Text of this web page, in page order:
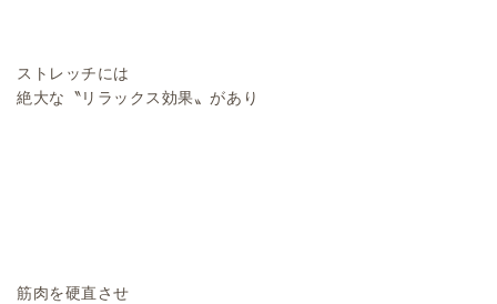
ストレッチには
絶大な〝リラックス効果〟があり
筋肉を硬直させ